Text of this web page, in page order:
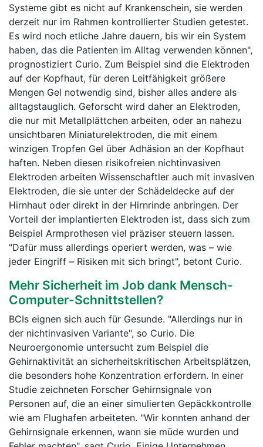
Systeme gibt es nicht auf Krankenschein, sie werden
derzeit nur im Rahmen kontrollierter Studien getestet.
Es wird noch etliche Jahre dauern, bis wir ein System
haben, das die Patienten im Alltag verwenden können",
prognostiziert Curio. Zum Beispiel sind die Elektroden
auf der Kopfhaut, für deren Leitfähigkeit größere
Mengen Gel notwendig sind, bisher alles andere als
alltagstauglich. Geforscht wird daher an Elektroden,
die nur mit Metallplättchen arbeiten, oder an nahezu
unsichtbaren Miniaturelektroden, die mit einem
winzigen Tropfen Gel über Adhäsion an der Kopfhaut
haften. Neben diesen risikofreien nichtinvasiven
Elektroden arbeiten Wissenschaftler auch mit invasiven
Elektroden, die sie unter der Schädeldecke auf der
Hirnhaut oder direkt in der Hirnrinde anbringen. Der
Vorteil der implantierten Elektroden ist, dass sich zum
Beispiel Armprothesen viel präziser steuern lassen.
"Dafür muss allerdings operiert werden, was – wie
jeder Eingriff – Risiken mit sich bringt", betont Curio.
Mehr Sicherheit im Job dank Mensch-
Computer-Schnittstellen?
BCIs eignen sich auch für Gesunde. "Allerdings nur in
der nichtinvasiven Variante", so Curio. Die
Neuroergonomie untersucht zum Beispiel die
Gehirnaktivität an sicherheitskritischen Arbeitsplätzen,
die besonders hohe Konzentration erfordern. In einer
Studie zeichneten Forscher Gehirnsignale von
Personen auf, die an einer simulierten Gepäckkontrolle
wie am Flughafen arbeiteten. "Wir konnten anhand der
Gehirnsignale erkennen, wann sie müde wurden und